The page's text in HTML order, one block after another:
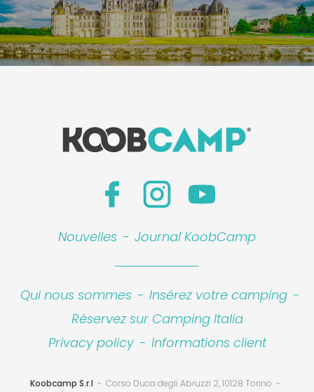
Nouvelles - Journal KoobCamp
Qui nous sommes - Insérez votre camping -
Réservez sur Camping Italia
Privacy policy - Informations client
Koobcamp S.r.l
Corso Duca degli Abruzzi 2, 10128 Torino